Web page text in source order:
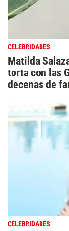
CELEBRIDADES
Matilda
torta con las
decenas de
CELEBRIDADES